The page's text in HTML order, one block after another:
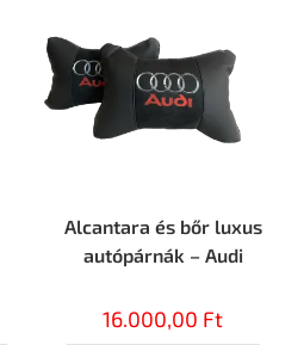
Alcantara és bőr luxus
autópárnák – Audi
16.000,00 Ft